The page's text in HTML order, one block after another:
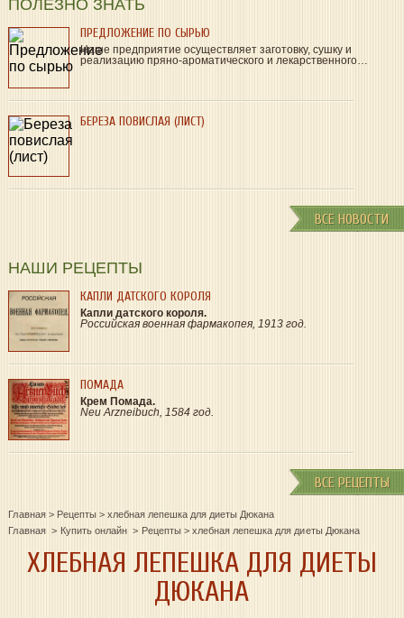
ПОЛЕЗНО ЗНАТЬ
ПРЕДЛОЖЕНИЕ ПО СЫРЬЮ
Наше предприятие осуществляет заготовку, сушку и
реализацию пряно-ароматического и лекарственного…
БЕРЕЗА ПОВИСЛАЯ (ЛИСТ)
ВСЕ НОВОСТИ
НАШИ РЕЦЕПТЫ
КАПЛИ ДАТСКОГО КОРОЛЯ
Капли датского короля.
Российская военная фармакопея, 1913 год.
ПОМАДА
Крем Помада.
Neu Arzneibuch, 1584 год.
ВСЕ РЕЦЕПТЫ
Главная > Рецепты > хлебная лепешка для диеты Дюкана
Главная
Купить онлайн Рецепты>хлебная лепешка для диеты Дюкана
ХЛЕБНАЯ ЛЕПЕШКА ДЛЯ ДИЕТЫ
ДЮКАНА